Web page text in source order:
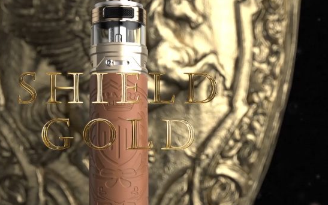
każdy szczegół to ukłon w stronę rycerza!